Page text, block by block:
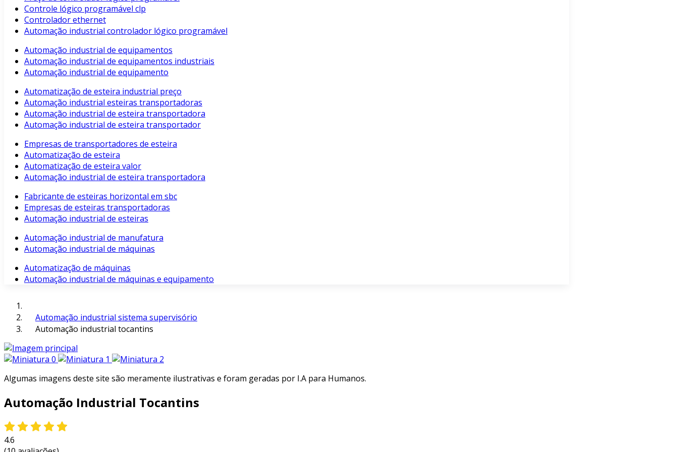
Controle lógico programável clp
Controlador ethernet
Automação industrial controlador lógico programável
Automação industrial de equipamentos
Automação industrial de equipamentos industriais
Automação industrial de equipamento
Automatização de esteira industrial preço
Automação industrial esteiras transportadoras
Automação industrial de esteira transportadora
Automação industrial de esteira transportador
Empresas de transportadores de esteira
Automatização de esteira
Automatização de esteira valor
Automação industrial de esteira transportadora
Fabricante de esteiras horizontal em sbc
Empresas de esteiras transportadoras
Automação industrial de esteiras
Automação industrial de manufatura
Automação industrial de máquinas
Automatização de máquinas
Automação industrial de máquinas e equipamento
Automação industrial sistema supervisório
Automação industrial tocantins
Algumas imagens deste site são meramente ilustrativas e foram geradas por I.A para Humanos.
Automação Industrial Tocantins
4.6